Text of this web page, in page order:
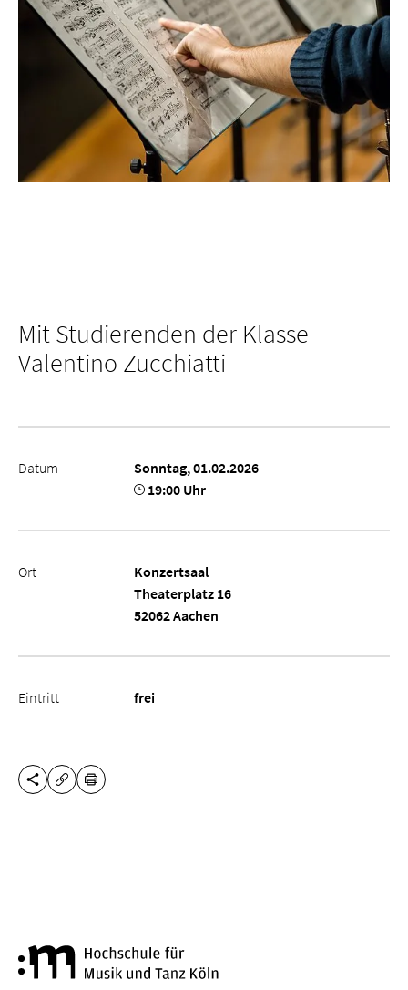
Mit Studierenden der Klasse
Valentino Zucchiatti
Datum
Sonntag, 01.02.2026
19:00 Uhr
Ort
Konzertsaal
Theaterplatz 16
52062 Aachen
Eintritt frei
DIESE SEITE TEILEN
URL KOPIEREN
DRUCKEN